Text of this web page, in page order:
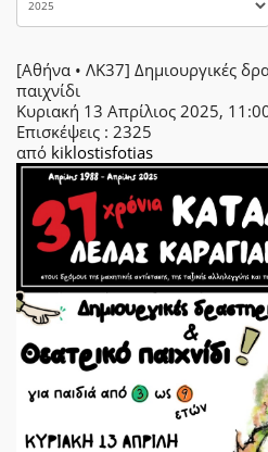
[Αθήνα • ΛΚ37] Δημιουργικές
παιχνίδι
Κυριακή 13 Απρίλιος 2025,
Επισκέψεις : 2325
από kiklostisfotias